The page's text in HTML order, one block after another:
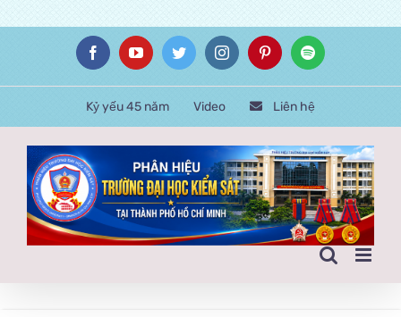
content
FacebookYouTubeTwitterInstagramPinterestSpotify
Kỷ yếu 45 năm Video Liên hệ